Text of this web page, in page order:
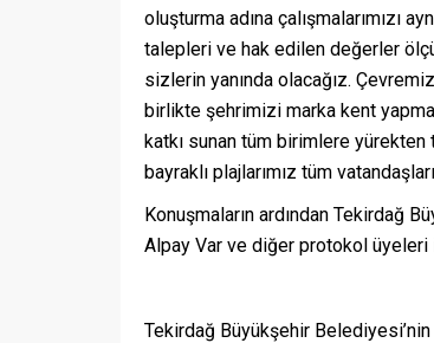
oluşturma adına çalışmalarımızı
talepleri ve hak edilen değerler
sizlerin yanında olacağız.
birlikte şehrimizi marka kent
katkı sunan tüm birimlere
bayraklı plajlarımız tüm
Konuşmaların ardından Tekirdağ
Alpay Var ve diğer protokol
Tekirdağ Büyükşehir